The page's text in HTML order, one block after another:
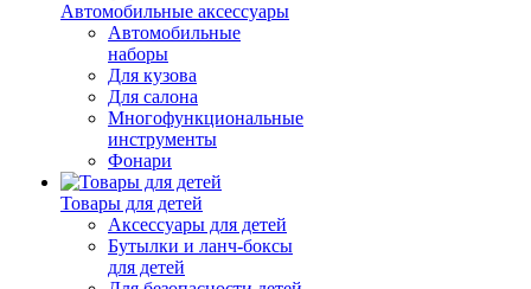
Автомобильные аксессуары
Автомобильные
наборы
Для кузова
Для салона
Многофункциональные
инструменты
Фонари
Товары для детей
Аксессуары для детей
Бутылки и ланч-боксы
для детей